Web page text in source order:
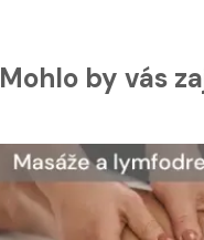
Mohlo by vás